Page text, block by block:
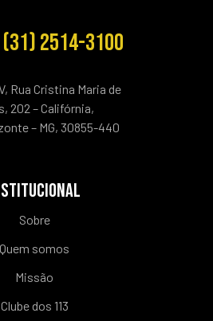
2514-3100
Rua Cristina Maria de
202 – Califórnia,
– MG, 30855-440
Sobre
Quem somos
Missão
Clube dos 113